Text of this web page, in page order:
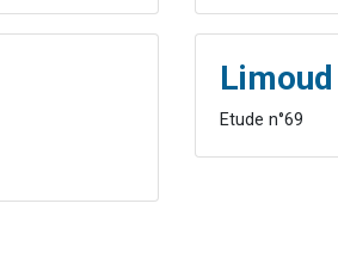
Etude n°69